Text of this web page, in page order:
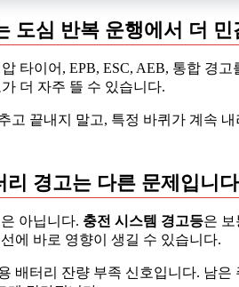
도심 반복 운행에서 더
타이어, EPB, ESC, AEB, 통합 경
더 자주 뜰 수 있습니다.
고 끝내지 말고, 특정 바퀴가 계속
경고는 다른 문제입니다
아닙니다. 충전 시스템 경고등은
에 바로 영향이 생길 수 있습니다.
배터리 잔량 부족 신호입니다. 남